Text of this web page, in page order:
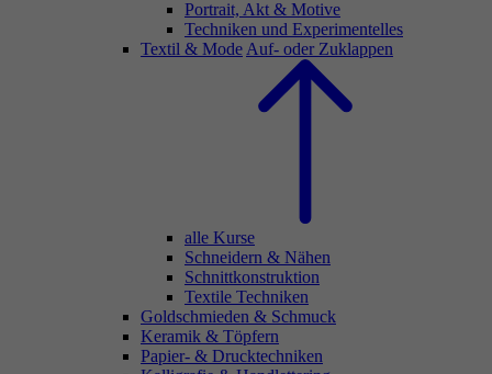
Portrait, Akt & Motive
Techniken und Experimentelles
Textil & Mode Auf- oder Zuklappen
alle Kurse
Schneidern & Nähen
Schnittkonstruktion
Textile Techniken
Goldschmieden & Schmuck
Keramik & Töpfern
Papier- & Drucktechniken